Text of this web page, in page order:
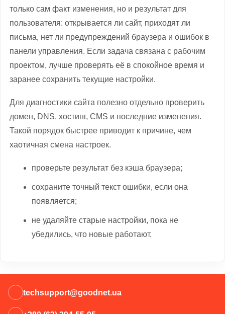
только сам факт изменения, но и результат для
пользователя: открывается ли сайт, приходят ли
письма, нет ли предупреждений браузера и ошибок в
панели управления. Если задача связана с рабочим
проектом, лучше проверять её в спокойное время и
заранее сохранить текущие настройки.
Для диагностики сайта полезно отдельно проверить
домен, DNS, хостинг, CMS и последние изменения.
Такой порядок быстрее приводит к причине, чем
хаотичная смена настроек.
проверьте результат без кэша браузера;
сохраните точный текст ошибки, если она
появляется;
не удаляйте старые настройки, пока не
убедились, что новые работают.
techsupport@goodnet.ua